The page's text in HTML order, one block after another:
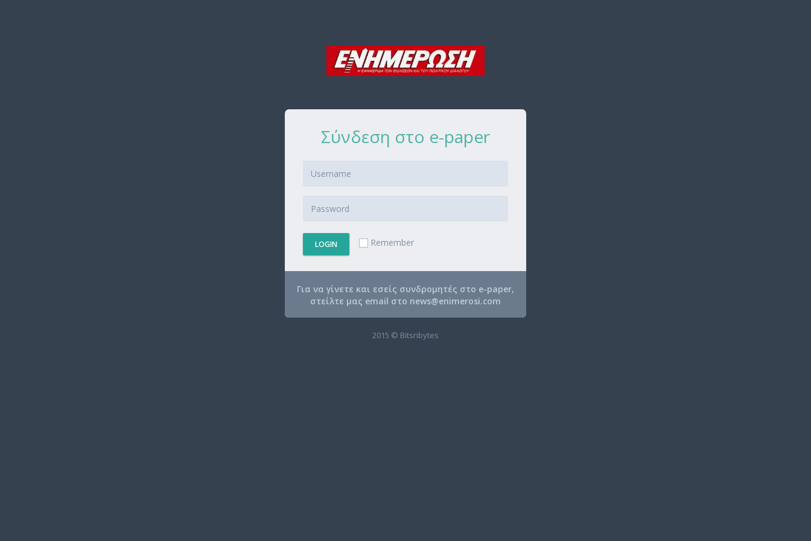
Σύνδεση στο e-paper
LOGIN Remember
Για να γίνετε και εσείς συνδρομητές στο e-paper,
στείλτε μας email στο news@enimerosi.com
2015 © Bitsnbytes